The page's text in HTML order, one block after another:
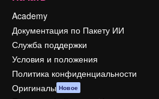
Academy
Документация по Пакету ИИ
Служба поддержки
Условия и положения
Политика конфиденциальности
Оригиналы Новое